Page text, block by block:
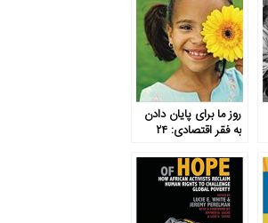
روز ما برای پایان دادن
به فقر اقتصادی: ۲۴
تغییرات